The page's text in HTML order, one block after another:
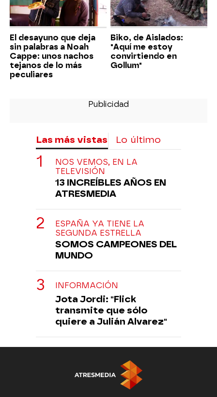
El desayuno que deja
sin palabras a Noah
Cappe: unos nachos
tejanos de lo más
peculiares
Biko, de Aislados:
"Aquí me estoy
convirtiendo en
Gollum"
Las más vistas Lo último
NOS VEMOS, EN LA
TELEVISIÓN
13 INCREÍBLES AÑOS EN
ATRESMEDIA
ESPAÑA YA TIENE LA
SEGUNDA ESTRELLA
SOMOS CAMPEONES DEL
MUNDO
INFORMACIÓN
Jota Jordi: "Flick
transmite que sólo
quiere a Julián Alvarez"